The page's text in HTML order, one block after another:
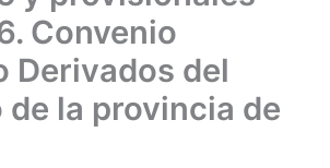
Convenio
Derivados del
de la provincia de